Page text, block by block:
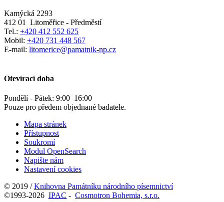
Kamýcká 2293
412 01
Litoměřice - Předměstí
Tel.: +420 412 552 625
Mobil: +420 731 448 567
E-mail: litomerice@pamatnik-np.cz
Otevírací doba
Pondělí - Pátek: 9:00–16:00
Pouze pro předem objednané badatele.
Mapa stránek
Přístupnost
Soukromí
Modul OpenSearch
Napište nám
Nastavení cookies
© 2019 /Knihovna Památníku národního písemnictví
©1993-2026 IPAC - Cosmotron Bohemia, s.r.o.